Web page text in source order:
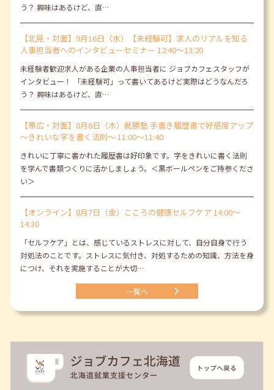
う？ 興味はあるけど、直…
【北見・対面】9月16日（水）【未経験可】求人のリアルを知る
人事担当者へのインタビューセミナー 12:40～13:20
未経験者歓迎求人がある企業の人事担当者に ジョブカフェスタッフが
インタビュー！ 「未経験可」って書いてあるけど実際はどうなんだろ
う？ 興味はあるけど、直…
【帯広・対面】8月6日（木）就勝塾 手書き履歴書で好感度アップ
～きれいな字を書く法則～ 11:00～11:40
きれいに丁寧に書かれた履歴書は好印象です。字をきれいに書く法則
を学んで書類つくりに活かしましょう。＜黒ボールペンをご持参くださ
い＞
【オンライン】8月7日（金）こころの健康セルフケア 14:00～
14:30
「セルフケア」とは、感じているストレスに対して、自分自身で行う
対処法のことです。ストレスに気付き、対処するための知識、方法を身
につけ、それを実施することが大切…
一覧へ